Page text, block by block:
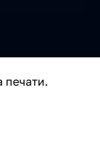
печати.